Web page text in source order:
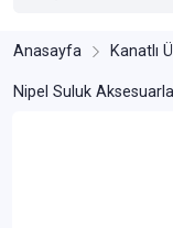
Anasayfa Kanatlı
Nipel Suluk